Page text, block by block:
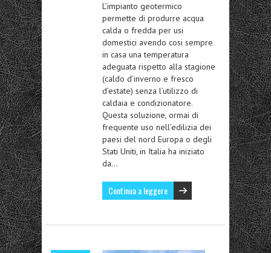
L’impianto geotermico
permette di produrre acqua
calda o fredda per usi
domestici avendo cosi sempre
in casa una temperatura
adeguata rispetto alla stagione
(caldo d’inverno e fresco
d’estate) senza l’utilizzo di
caldaia e condizionatore.
Questa soluzione, ormai di
frequente uso nell’edilizia dei
paesi del nord Europa o degli
Stati Uniti, in Italia ha iniziato
da…
Continua a leggere